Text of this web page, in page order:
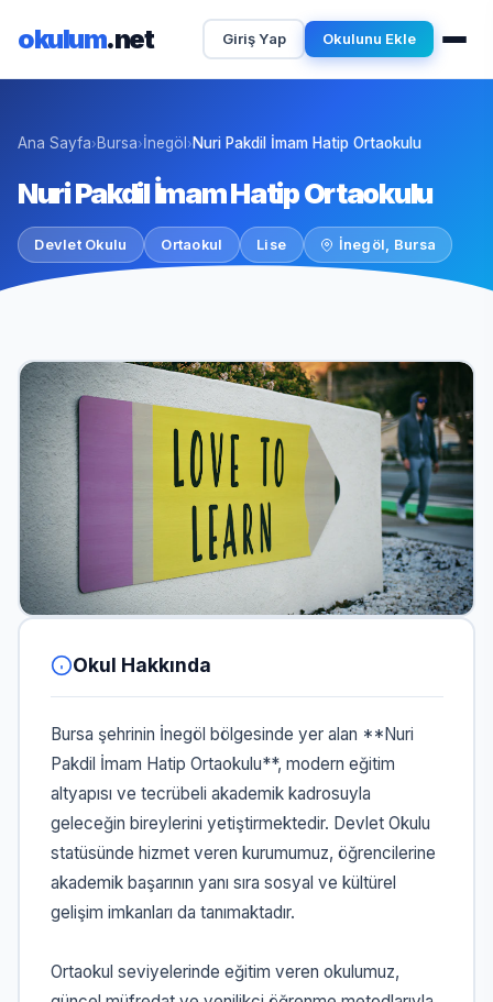
okulum.net Giriş Yap Okulunu Ekle
Ana Sayfa› Bursa›İnegöl › Nuri Pakdil İmam Hatip Ortaokulu
Nuri Pakdil İmam Hatip Ortaokulu
Devlet Okulu Ortaokul Lise İnegöl, Bursa
Okul Hakkında
Bursa şehrinin İnegöl bölgesinde yer alan **Nuri
Pakdil İmam Hatip Ortaokulu**, modern eğitim
altyapısı ve tecrübeli akademik kadrosuyla
geleceğin bireylerini yetiştirmektedir. Devlet Okulu
statüsünde hizmet veren kurumumuz, öğrencilerine
akademik başarının yanı sıra sosyal ve kültürel
gelişim imkanları da tanımaktadır.
Ortaokul seviyelerinde eğitim veren okulumuz,